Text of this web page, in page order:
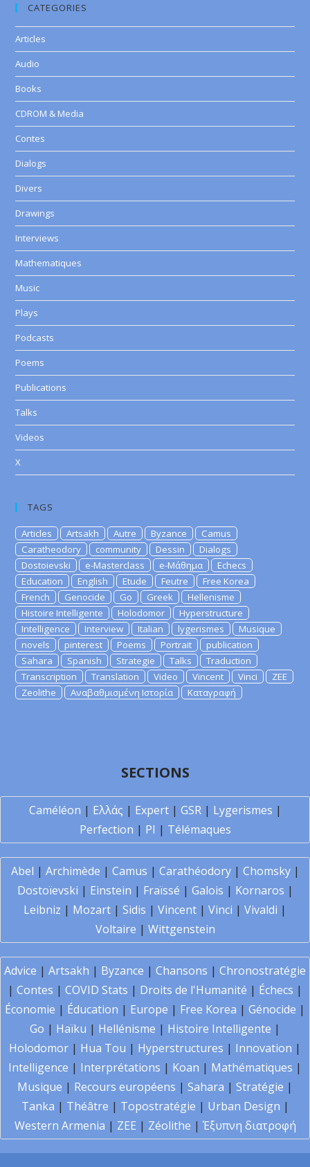
CATEGORIES
Articles
Audio
Books
CDROM & Media
Contes
Dialogs
Divers
Drawings
Interviews
Mathematiques
Music
Plays
Podcasts
Poems
Publications
Talks
Videos
X
TAGS
Articles Artsakh Autre Byzance
Camus
Caratheodory
community Dessin
Dialogs
Dostoievski
e-Masterclass e-Μάθημα
Echecs
Education
English Etude Feutre
Free Korea
French
Genocide Go Greek
Hellenisme
Histoire Intelligente
Holodomor
Hyperstructure
Intelligence
Interview Italian lygerismes
Musique
novels
pinterest Poems Portrait
publication
Sahara
Spanish Strategie Talks
Traduction
Transcription
Translation Video Vincent Vinci
ZEE
Zeolithe
Αναβαθμισμένη Ιστορία Καταγραφή
SECTIONS
Caméléon | Ελλάς | Expert| GSR| Lygerismes |
Perfection | PI | Télémaques
Abel | Archimède | Camus | Carathéodory| Chomsky|
Dostoïevski | Einstein | Fraïssé | Galois | Kornaros |
Leibniz | Mozart | Sidis | Vincent | Vinci | Vivaldi |
Voltaire | Wittgenstein
Advice | Artsakh | Byzance | Chansons | Chronostratégie
| Contes | COVID Stats | Droits de l'Humanité | Échecs |
Économie | Éducation | Europe | Free Korea | Génocide |
Go | Haïku | Hellénisme | Histoire Intelligente |
Holodomor | Hua Tou | Hyperstructures | Innovation |
Intelligence | Interprétations | Koan | Mathématiques |
Musique | Recours européens | Sahara | Stratégie |
Tanka | Théâtre | Topostratégie | Urban Design |
Western Armenia | ZEE | Zéolithe | Έξυπνη διατροφή